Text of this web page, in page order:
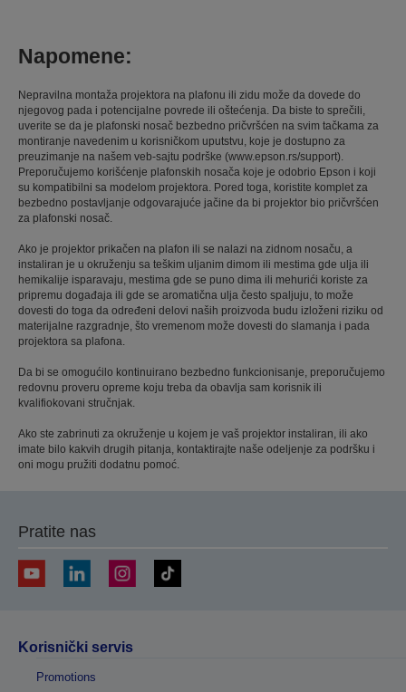
Napomene:
Nepravilna montaža projektora na plafonu ili zidu može da dovede do
njegovog pada i potencijalne povrede ili oštećenja. Da biste to sprečili,
uverite se da je plafonski nosač bezbedno pričvršćen na svim tačkama za
montiranje navedenim u korisničkom uputstvu, koje je dostupno za
preuzimanje na našem veb-sajtu podrške (www.epson.rs/support).
Preporučujemo korišćenje plafonskih nosača koje je odobrio Epson i koji
su kompatibilni sa modelom projektora. Pored toga, koristite komplet za
bezbedno postavljanje odgovarajuće jačine da bi projektor bio pričvršćen
za plafonski nosač.
Ako je projektor prikačen na plafon ili se nalazi na zidnom nosaču, a
instaliran je u okruženju sa teškim uljanim dimom ili mestima gde ulja ili
hemikalije isparavaju, mestima gde se puno dima ili mehurići koriste za
pripremu događaja ili gde se aromatična ulja često spaljuju, to može
dovesti do toga da određeni delovi naših proizvoda budu izloženi riziku od
materijalne razgradnje, što vremenom može dovesti do slamanja i pada
projektora sa plafona.
Da bi se omogućilo kontinuirano bezbedno funkcionisanje, preporučujemo
redovnu proveru opreme koju treba da obavlja sam korisnik ili
kvalifiokovani stručnjak.
Ako ste zabrinuti za okruženje u kojem je vaš projektor instaliran, ili ako
imate bilo kakvih drugih pitanja, kontaktirajte naše odeljenje za podršku i
oni mogu pružiti dodatnu pomoć.
Pratite nas
Korisnički servis
Promotions